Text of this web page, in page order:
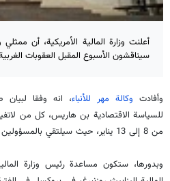
أعلنت وزارة المالية الأمريكية، أن ممثلي
سيناقشون الأسبوع المقبل العقوبات
وأفادت وكالة مهر للأنباء، انه وفقا لبيان
للسياسة الاقتصادية بن هاريس، كل من لاتفيا
من 8 إلى 13 يناير، حيث سيلتقي بالمسؤولين المحليين.
وبدورها، ستكون مساعدة رئيس وزارة